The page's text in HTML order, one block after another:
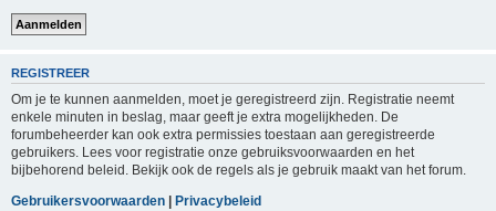
REGISTREER
Om je te kunnen aanmelden, moet je geregistreerd zijn. Registratie neemt
enkele minuten in beslag, maar geeft je extra mogelijkheden. De
forumbeheerder kan ook extra permissies toestaan aan geregistreerde
gebruikers. Lees voor registratie onze gebruiksvoorwaarden en het
bijbehorend beleid. Bekijk ook de regels als je gebruik maakt van het forum.
Gebruikersvoorwaarden | Privacybeleid